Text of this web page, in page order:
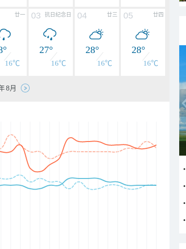
廿一
16℃
抗日纪念日
03
27°
16℃
廿三
04
28°
16℃
廿四
05
28°
16℃